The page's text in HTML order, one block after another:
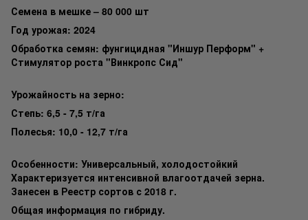
Семена в мешке – 80 000 шт
Год урожая: 2024
Обработка семян: фунгицидная "Иншур Перформ" +
Стимулятор роста "Винкропс Сид"
Урожайность на зерно:
Степь: 6,5 - 7,5 т/га
Полесья: 10,0 - 12,7 т/га
Особенности: Универсальный, холодостойкий
Характеризуется интенсивной влагоотдачей зерна.
Занесен в Реестр сортов с 2018 г.
Общая информация по гибриду.